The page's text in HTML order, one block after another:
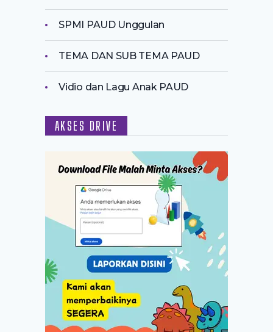
SPMI PAUD Unggulan
TEMA DAN SUB TEMA PAUD
Vidio dan Lagu Anak PAUD
AKSES DRIVE